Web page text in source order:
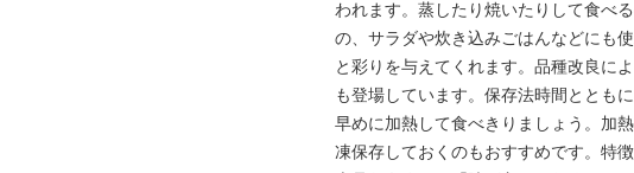
われます。蒸したり焼いたりして食べ
の、サラダや炊き込みごはんなどにも
と彩りを与えてくれます。品種改良に
も登場しています。保存法時間ととも
早めに加熱して食べきりましょう。加
凍保存しておくのもおすすめです。特